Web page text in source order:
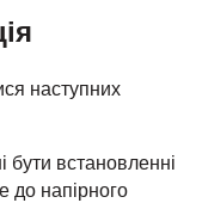
наступних
бути встановленні
до напірного